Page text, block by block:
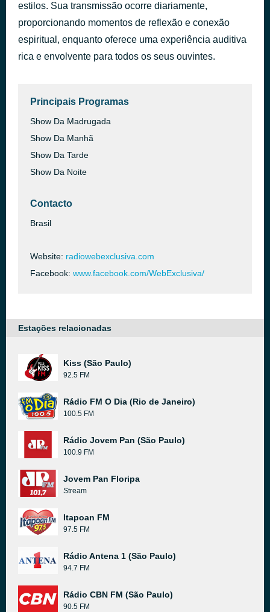
estilos. Sua transmissão ocorre diariamente,
proporcionando momentos de reflexão e conexão
espiritual, enquanto oferece uma experiência auditiva
rica e envolvente para todos os seus ouvintes.
Principais Programas
Show Da Madrugada
Show Da Manhã
Show Da Tarde
Show Da Noite
Contacto
Brasil
Website: radiowebexclusiva.com
Facebook: www.facebook.com/WebExclusiva/
Estações relacionadas
Kiss (São Paulo)
92.5 FM
Rádio FM O Dia (Rio de Janeiro)
100.5 FM
Rádio Jovem Pan (São Paulo)
100.9 FM
Jovem Pan Floripa
Stream
Itapoan FM
97.5 FM
Rádio Antena 1 (São Paulo)
94.7 FM
Rádio CBN FM (São Paulo)
90.5 FM